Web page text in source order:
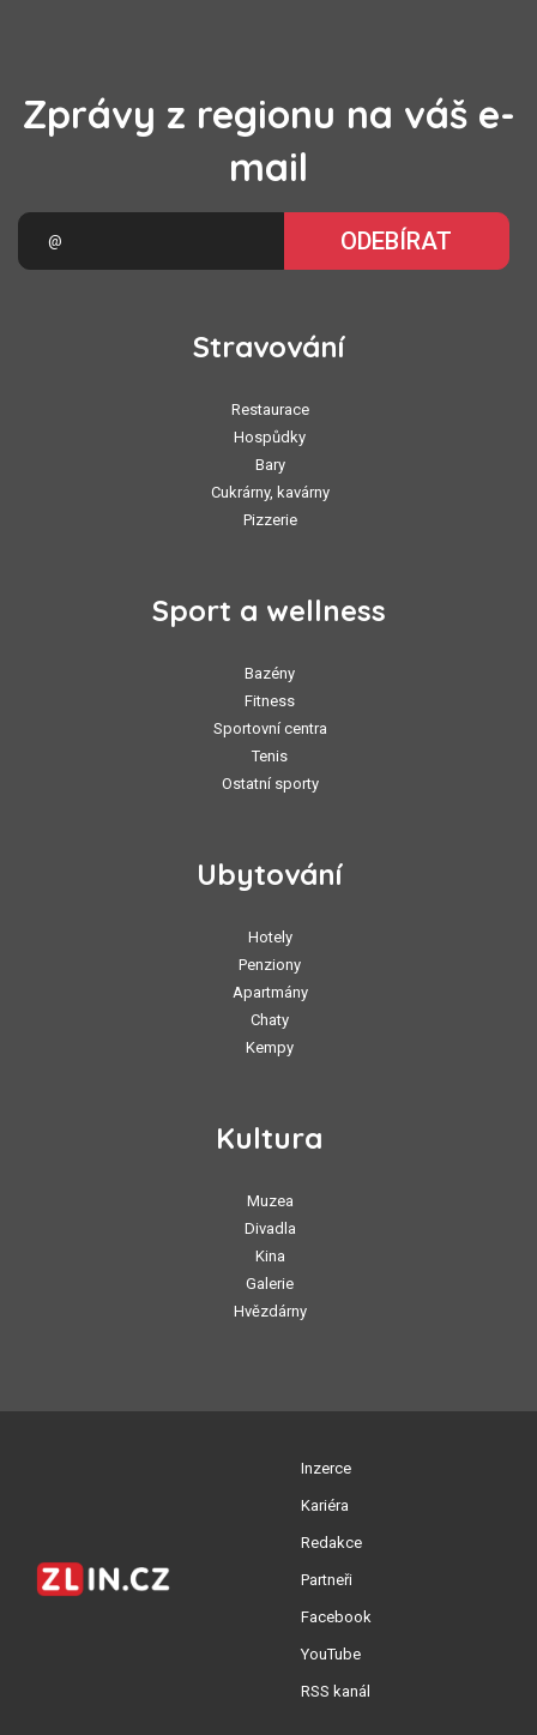
Zprávy z regionu na váš e-
mail
ODEBÍRAT
Stravování
Restaurace
Hospůdky
Bary
Cukrárny, kavárny
Pizzerie
Sport a wellness
Bazény
Fitness
Sportovní centra
Tenis
Ostatní sporty
Ubytování
Hotely
Penziony
Apartmány
Chaty
Kempy
Kultura
Muzea
Divadla
Kina
Galerie
Hvězdárny
Inzerce
Kariéra
Redakce
Partneři
Facebook
YouTube
RSS kanál